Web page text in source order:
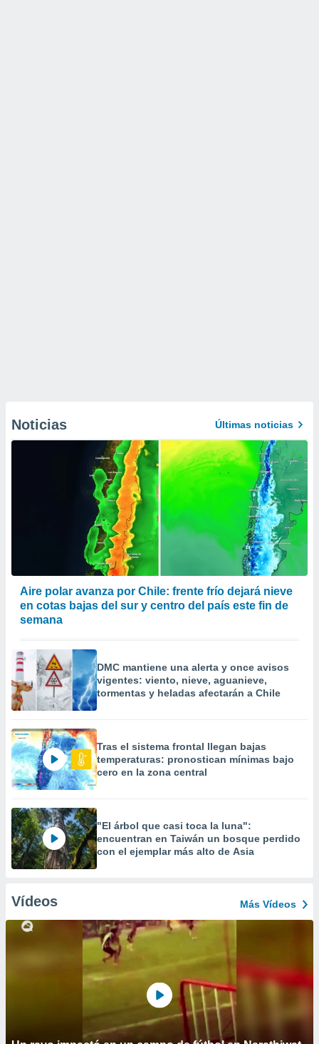
Noticias Últimas noticias
Aire polar avanza por Chile: frente frío dejará nieve
en cotas bajas del sur y centro del país este fin de
semana
DMC mantiene una alerta y once avisos
vigentes: viento, nieve, aguanieve,
tormentas y heladas afectarán a Chile
Tras el sistema frontal llegan bajas
temperaturas: pronostican mínimas bajo
cero en la zona central
"El árbol que casi toca la luna":
encuentran en Taiwán un bosque perdido
con el ejemplar más alto de Asia
Vídeos Más Vídeos